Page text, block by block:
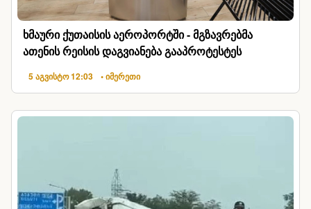
ხმაური ქუთაისის აეროპორტში - მგზავრებმა
ათენის რეისის დაგვიანება გააპროტესტეს
5 აგვისტო 12:03 • იმერეთი